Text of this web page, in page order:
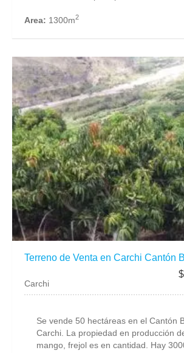
Area: 1300m2
Terreno de Venta en Carchi Cantón
Carchi
Se vende 50 hectáreas en el Cantón
Carchi. La propiedad en producción
mango, frejol es en cantidad. Hay